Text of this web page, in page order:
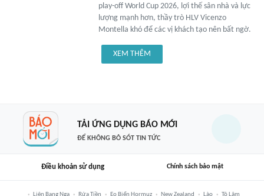
play-off World Cup 2026, lợi thế sân nhà và lực
lượng mạnh hơn, thầy trò HLV Vicenzo
Montella khó để các vị khách tạo nên bất ngờ.
XEM THÊM
TẢI ỨNG DỤNG BÁO MỚI
ĐỂ KHÔNG BỎ SÓT TIN TỨC
Điều khoản sử dụng Chính sách bảo mật
Liên Bang Nga Rửa Tiền Eo Biển Hormuz New Zealand Lào Tô Lâm